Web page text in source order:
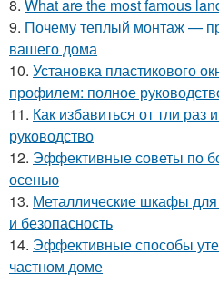
8. What are the most famous
9. Почему теплый монтаж —
вашего дома
10. Установка пластикового
профилем: полное
11. Как избавиться от тли раз
руководство
12. Эффективные советы по
осенью
13. Металлические шкафы для
и безопасность
14. Эффективные способы
частном доме